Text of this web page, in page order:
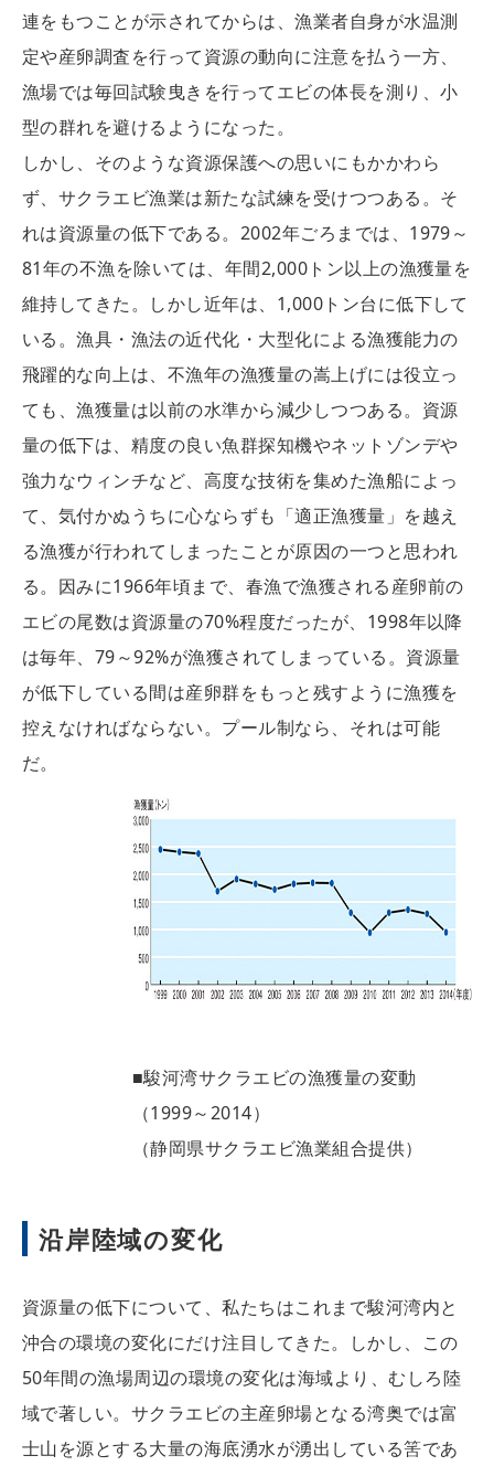
連をもつことが示されてからは、漁業者自身が水温測
定や産卵調査を行って資源の動向に注意を払う一方、
漁場では毎回試験曳きを行ってエビの体長を測り、小
型の群れを避けるようになった。
しかし、そのような資源保護への思いにもかかわら
ず、サクラエビ漁業は新たな試練を受けつつある。そ
れは資源量の低下である。2002年ごろまでは、1979～
81年の不漁を除いては、年間2,000トン以上の漁獲量を
維持してきた。しかし近年は、1,000トン台に低下して
いる。漁具・漁法の近代化・大型化による漁獲能力の
飛躍的な向上は、不漁年の漁獲量の嵩上げには役立っ
ても、漁獲量は以前の水準から減少しつつある。資源
量の低下は、精度の良い魚群探知機やネットゾンデや
強力なウィンチなど、高度な技術を集めた漁船によっ
て、気付かぬうちに心ならずも「適正漁獲量」を越え
る漁獲が行われてしまったことが原因の一つと思われ
る。因みに1966年頃まで、春漁で漁獲される産卵前の
エビの尾数は資源量の70%程度だったが、1998年以降
は毎年、79～92%が漁獲されてしまっている。資源量
が低下している間は産卵群をもっと残すように漁獲を
控えなければならない。プール制なら、それは可能
だ。
■駿河湾サクラエビの漁獲量の変動
（1999～2014）
（静岡県サクラエビ漁業組合提供）
沿岸陸域の変化
資源量の低下について、私たちはこれまで駿河湾内と
沖合の環境の変化にだけ注目してきた。しかし、この
50年間の漁場周辺の環境の変化は海域より、むしろ陸
域で著しい。サクラエビの主産卵場となる湾奥では富
士山を源とする大量の海底湧水が湧出している筈であ